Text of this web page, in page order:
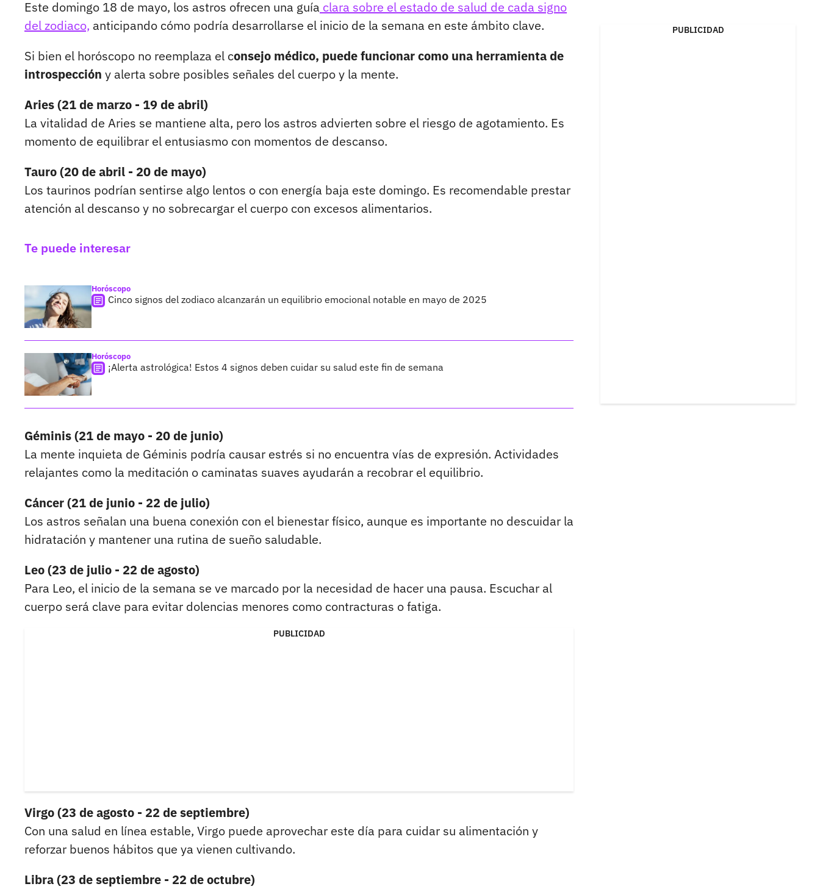
Este domingo 18 de mayo, los astros ofrecen una guía clara sobre el estado de salud de cada signo
del zodiaco, anticipando cómo podría desarrollarse el inicio de la semana en este ámbito clave.
Si bien el horóscopo no reemplaza el consejo médico, puede funcionar como una herramienta de
introspección y alerta sobre posibles señales del cuerpo y la mente.
Aries (21 de marzo - 19 de abril)
La vitalidad de Aries se mantiene alta, pero los astros advierten sobre el riesgo de agotamiento. Es
momento de equilibrar el entusiasmo con momentos de descanso.
Tauro (20 de abril - 20 de mayo)
Los taurinos podrían sentirse algo lentos o con energía baja este domingo. Es recomendable prestar
atención al descanso y no sobrecargar el cuerpo con excesos alimentarios.
Te puede interesar
Horóscopo
Cinco signos del zodiaco alcanzarán un equilibrio emocional notable en mayo de 2025
Horóscopo
¡Alerta astrológica! Estos 4 signos deben cuidar su salud este fin de semana
Géminis (21 de mayo - 20 de junio)
La mente inquieta de Géminis podría causar estrés si no encuentra vías de expresión. Actividades
relajantes como la meditación o caminatas suaves ayudarán a recobrar el equilibrio.
Cáncer (21 de junio - 22 de julio)
Los astros señalan una buena conexión con el bienestar físico, aunque es importante no descuidar la
hidratación y mantener una rutina de sueño saludable.
Leo (23 de julio - 22 de agosto)
Para Leo, el inicio de la semana se ve marcado por la necesidad de hacer una pausa. Escuchar al
cuerpo será clave para evitar dolencias menores como contracturas o fatiga.
PUBLICIDAD
Virgo (23 de agosto - 22 de septiembre)
Con una salud en línea estable, Virgo puede aprovechar este día para cuidar su alimentación y
reforzar buenos hábitos que ya vienen cultivando.
Libra (23 de septiembre - 22 de octubre)
PUBLICIDAD